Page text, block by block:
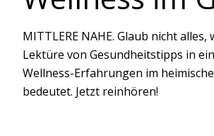
MITTLERE NAHE. Glaub nicht
Lektüre von Gesundheitstipps in
Wellness-Erfahrungen im
bedeutet. Jetzt reinhören!